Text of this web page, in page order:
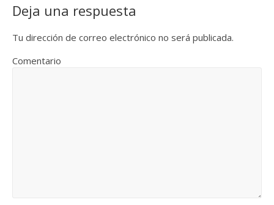
Deja una respuesta
Tu dirección de correo electrónico no será publicada.
Comentario